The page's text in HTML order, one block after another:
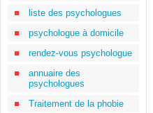
liste des psychologues
psychologue à domicile
rendez-vous psychologue
annuaire des
psychologues
Traitement de la phobie